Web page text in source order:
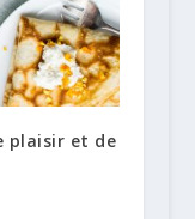
plaisir et de